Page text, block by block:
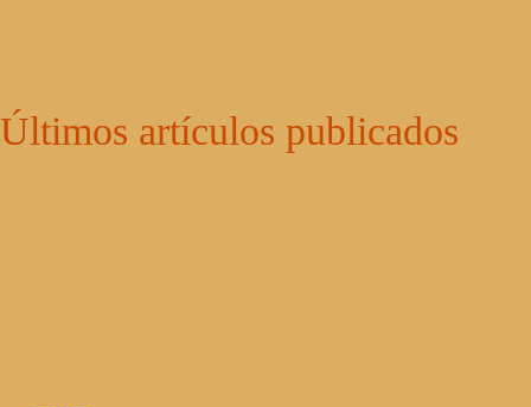
Últimos artículos publicados